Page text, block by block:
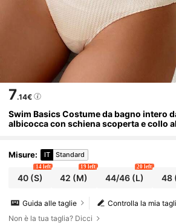
7.14€
Swim Basics Costume da bagno intero
albicocca con schiena scoperta e collo
Misure: IT Standard
40(S)
14 left
42 (M)
19 left
44/46(L)
20 left
48
Controlla la mia
Guida alle taglie
Non è la tua taglia? Dicci